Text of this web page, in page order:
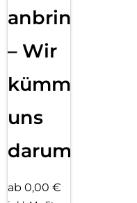
anbringen
– Wir
kümmern
uns
darum!
ab 0,00 €